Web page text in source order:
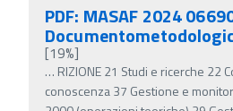
PDF: MASAF 2024
[19%]
… RIZIONE 21 Studi e ricerche 22
conoscenza 37 Gestione e